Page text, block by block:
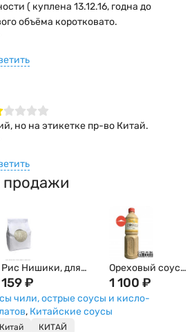
( куплена 13.12.16, годна до
объёма коротковато.
но на этикетке пр-во Китай.
продажи
Рис Нишики, для
суши и роллов, 1кг
159₽
Ореховый соус
(Гамадари) Косё,
1 100 ₽
чили, острые соусы и кисло-
, Китайские соусы
КИТАЙ